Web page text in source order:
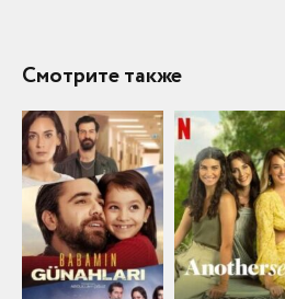
Смотрите также